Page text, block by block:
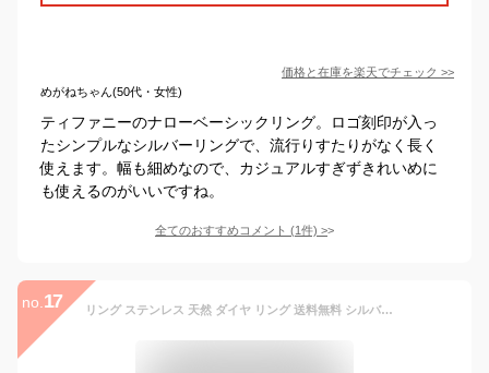
価格と在庫を楽天でチェック >>
めがねちゃん(50代・女性)
ティファニーのナローベーシックリング。ロゴ刻印が入っ
たシンプルなシルバーリングで、流行りすたりがなく長く
使えます。幅も細めなので、カジュアルすぎずきれいめに
も使えるのがいいですね。
全てのおすすめコメント (1件) >
no. 17 リング ステンレス 天然 ダイヤ リング 送料無料 シルバー ジュエリー アクセサリー 2.5mm幅 甲丸 5号 7号 9号 11号 13号 15号 17号 19号 21号 指輪 ring レディース ギフト プレゼント 誕生日 記念日 クリスマス バレンタイン ホワイトデー